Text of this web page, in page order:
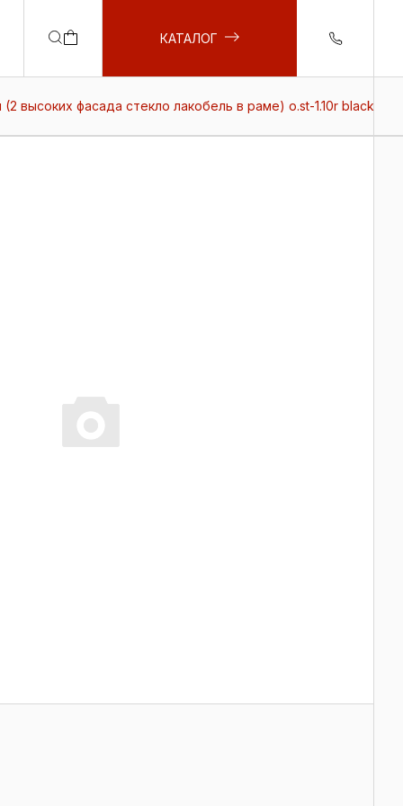
КАТАЛОГ
высоких фасада стекло лакобель в раме) o.st-1.10r black